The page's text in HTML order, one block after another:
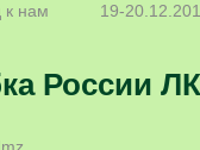
к нам
19-
России